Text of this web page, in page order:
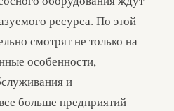
ресурса. По этой
смотрят не только на
особенности,
и
больше предприятий